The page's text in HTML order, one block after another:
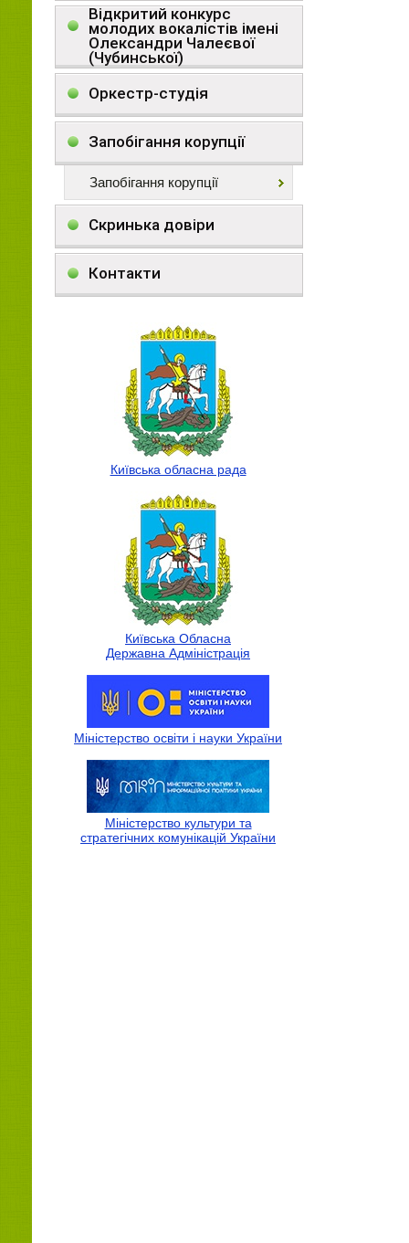
Відкритий конкурс
молодих вокалістів імені
Олександри Чалеєвої
(Чубинської)
Оркестр-студія
Запобігання корупції
Запобігання корупції
Скринька довіри
Контакти
Київська обласна рада
Київська Обласна
Державна Адмiнiстрацiя
Міністерство освіти і науки України
Міністерство культури та
стратегічних комунікацій України